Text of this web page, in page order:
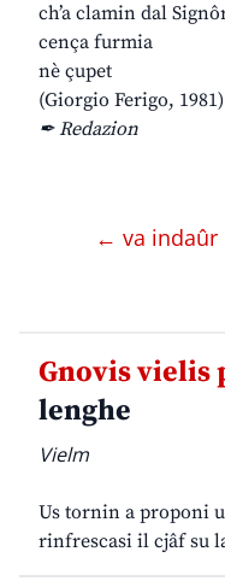
ch’a clamin dal
cença furmia
nè çupet
(Giorgio Ferigo, 1981)
✒ Redazion
← va indaûr
Gnovis vielis
lenghe
Vielm
Us tornin a proponi
rinfrescasi il cjâf su